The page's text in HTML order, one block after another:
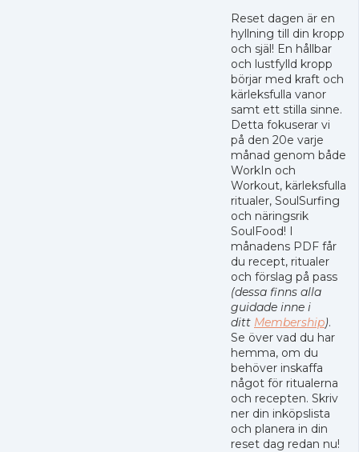
Reset dagen är en
hyllning till din kropp
och själ! En hållbar
och lustfylld kropp
börjar med kraft och
kärleksfulla vanor
samt ett stilla sinne.
Detta fokuserar vi
på den 20e varje
månad genom både
WorkIn och
Workout, kärleksfulla
ritualer, SoulSurfing
och näringsrik
SoulFood! I
månadens PDF får
du recept, ritualer
och förslag på pass
(dessa finns alla
guidade inne i
ditt Membership).
Se över vad du har
hemma, om du
behöver inskaffa
något för ritualerna
och recepten. Skriv
ner din inköpslista
och planera in din
reset dag redan nu!